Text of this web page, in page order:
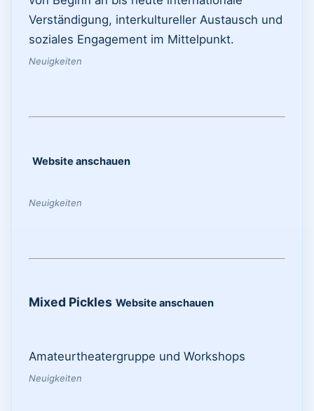
Verständigung, interkultureller Austausch und
soziales Engagement im Mittelpunkt.
Neuigkeiten
Website anschauen
Neuigkeiten
Mixed Pickles Website anschauen
Amateurtheatergruppe und Workshops
Neuigkeiten